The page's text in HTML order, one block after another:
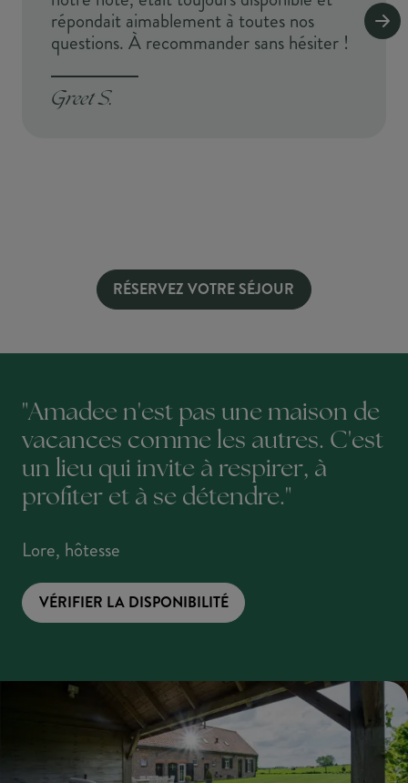
répondait aimablement à toutes nos
questions. À recommander sans hésiter !
Greet S.
RÉSERVEZ VOTRE SÉJOUR
"Amadee n'est pas une maison de
vacances comme les autres. C'est
un lieu qui invite à respirer, à
profiter et à se détendre."
Lore, hôtesse
VÉRIFIER LA DISPONIBILITÉ